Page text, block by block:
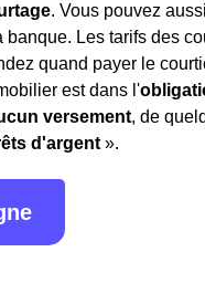
. Vous pouvez
Les tarifs des
quand payer le
est dans l'
versement, de
d'argent ».